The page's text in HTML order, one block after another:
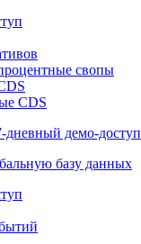
свопы
CDS
дневный демо-доступ
базу данных